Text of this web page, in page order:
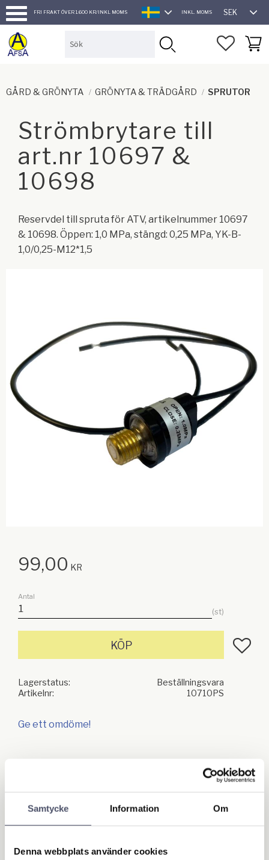
Samtycke Information Om
Denna webbplats använder cookies
Meny
FRI FRAKT ÖVER 1.600 KR/INKL MOMS
SVENSKA
INKL. MOMS SEK
GÅRD & GRÖNYTA GRÖNYTA & TRÄDGÅRD SPRUTOR
Strömbrytare till
art.nr 10697 &
10698
Reservdel till spruta för ATV, artikelnummer 10697
& 10698. Öppen: 1,0 MPa, stängd: 0,25 MPa, YK-B-
1,0/0,25-M12*1,5
99,00 KR
Antal
st
KÖP Lägg
Lagerstatus
Beställningsvara
Artikelnr
10710PS
Ge ett omdöme!